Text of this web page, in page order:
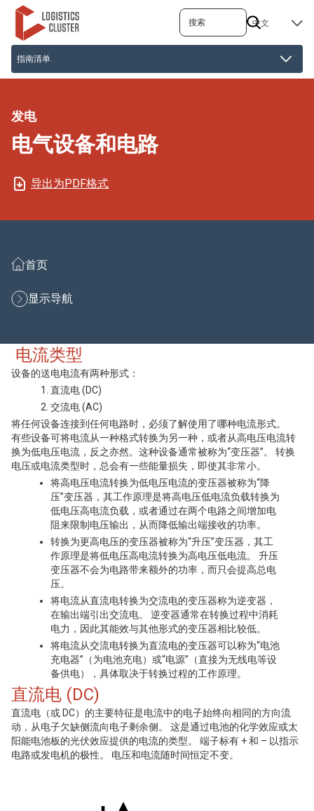
要
搜索
SELECT
YOUR
发电
电气设备和电路
导出为PDF格式
首页
显示导航
电流类型
设备的送电电流有两种形式：
直流电 (DC)
交流电 (AC)
将任何设备连接到任何电路时，必须了解使用了哪种电流形式。
有些设备可将电流从一种格式转换为另一种，或者从高电压电流转
换为低电压电流，反之亦然。这种设备通常被称为“变压器”。 转换
电压或电流类型时，总会有一些能量损失，即使其非常小。
将高电压电流转换为低电压电流的变压器被称为“降
压”变压器，其工作原理是将高电压低电流负载转换为
低电压高电流负载，或者通过在两个电路之间增加电
阻来限制电压输出，从而降低输出端接收的功率。
转换为更高电压的变压器被称为“升压”变压器，其工
作原理是将低电压高电流转换为高电压低电流。 升压
变压器不会为电路带来额外的功率，而只会提高总电
压。
将电流从直流电转换为交流电的变压器称为逆变器，
在输出端引出交流电。 逆变器通常在转换过程中消耗
电力，因此其能效与其他形式的变压器相比较低。
将电流从交流电转换为直流电的变压器可以称为“电池
充电器”（为电池充电）或“电源”（直接为无线电等设
备供电），具体取决于转换过程的工作原理。
直流电 (DC)
直流电（或 DC）的主要特征是电流中的电子始终向相同的方向流
动，从电子欠缺侧流向电子剩余侧。 这是通过电池的化学效应或太
阳能电池板的光伏效应提供的电流的类型。 端子标有 + 和 – 以指示
电路或发电机的极性。 电压和电流随时间恒定不变。